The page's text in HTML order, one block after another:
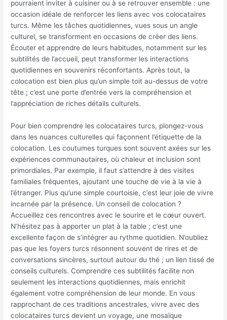
pourraient inviter à cuisiner ou à se retrouver ensemble : une
occasion idéale de renforcer les liens avec vos colocataires
turcs. Même les tâches quotidiennes, vues sous un angle
culturel, se transforment en occasions de créer des liens.
Écouter et apprendre de leurs habitudes, notamment sur les
subtilités de l’accueil, peut transformer les interactions
quotidiennes en souvenirs réconfortants. Après tout, la
colocation est bien plus qu’un simple toit au-dessus de votre
tête ; c’est une porte d’entrée vers la compréhension et
l’appréciation de riches détails culturels.
Pour bien comprendre les colocataires turcs, plongez-vous
dans les nuances culturelles qui façonnent l’étiquette de la
colocation. Les coutumes turques sont souvent axées sur les
expériences communautaires, où chaleur et inclusion sont
primordiales. Par exemple, il faut s’attendre à des visites
familiales fréquentes, ajoutant une touche de vie à la vie à
l’étranger. Plus qu’une simple courtoisie, c’est leur joie de vivre
incarnée par la présence. Un conseil de colocation ?
Accueillez ces rencontres avec le sourire et le cœur ouvert.
N’hésitez pas à apporter un plat à la table ; c’est une
excellente façon de s’intégrer au rythme quotidien. N’oubliez
pas que les foyers turcs résonnent souvent de rires et de
conversations sincères, surtout autour du thé ; un lien tissé de
conseils culturels. Comprendre ces subtilités facilite non
seulement les interactions quotidiennes, mais enrichit
également votre compréhension de leur monde. En vous
rapprochant de ces traditions ancestrales, vivre avec des
colocataires turcs devient un voyage, une mosaïque